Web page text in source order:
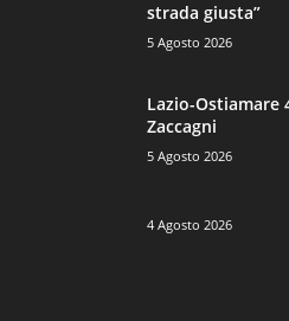
strada giusta”
5 Agosto 2026
Lazio-Ostiamare
Zaccagni
5 Agosto 2026
4 Agosto 2026